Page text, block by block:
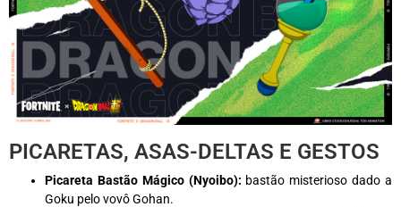
PICARETAS, ASAS-DELTAS E GESTOS
Picareta Bastão Mágico (Nyoibo): bastão misterioso dado a
Goku pelo vovô Gohan.